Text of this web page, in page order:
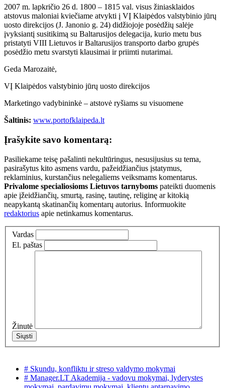
2007 m. lapkričio 26 d. 1800 – 1815 val. visus žiniasklaidos
atstovus maloniai kviečiame atvykti į VĮ Klaipėdos valstybinio jūrų
uosto direkcijos (J. Janonio g. 24) didžiojoje posėdžių salėje
įvyksiantį susitikimą su Baltarusijos delegacija, kurio metu bus
pristatyti VIII Lietuvos ir Baltarusijos transporto darbo grupės
posėdžio metu svarstyti klausimai ir priimti nutarimai.
Geda Marozaitė,
VĮ Klaipėdos valstybinio jūrų uosto direkcijos
Marketingo vadybininkė – atstovė ryšiams su visuomene
Šaltinis: www.portofklaipeda.lt
Įrašykite savo komentarą:
Pasiliekame teisę pašalinti nekultūringus, nesusijusius su tema,
pasirašytus kito asmens vardu, pažeidžiančius įstatymus,
reklaminius, kurstančius nelegaliems veiksmams komentarus.
Privalome specialiosioms Lietuvos tarnyboms pateikti duomenis
apie įžeidžiančių, smurtą, rasinę, tautinę, religinę ar kitokią
neapykantą skatinančių komentarų autorius. Informuokite
redaktorius apie netinkamus komentarus.
Vardas
El. paštas
Žinutė
# Skundu, konfliktu ir streso valdymo mokymai
# Manager.LT Akademija - vadovu mokymai, lyderystes